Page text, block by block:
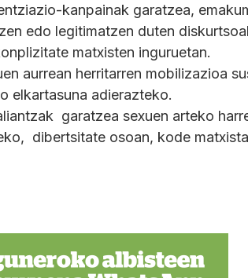
kanpainak garatzea,
edo legitimatzen duten
matxisten inguruetan.
aurrean herritarren mobilizazioa
elkartasuna adierazteko.
garatzea sexuen arteko
dibertsitate osoan, kode